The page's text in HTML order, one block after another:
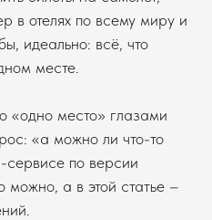
в отелях по всему миру и
идеально: всё, что
месте.
«одно место» глазами
«а можно ли что-то
сервисе по версии
можно, а в этой статье –